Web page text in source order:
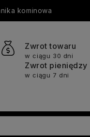
kominowa
Zwrot towaru
w ciągu 30 dni
Zwrot pieniędzy
w ciągu 7 dni